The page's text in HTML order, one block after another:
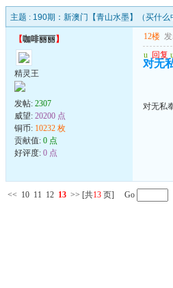
主题 : 190期：新澳门【青山水墨】（买什
【咖啡丽丽】
精灵王
发帖: 2307
威望: 20200 点
铜币: 10232 枚
贡献值: 0 点
好评度: 0 点
12楼
u 回复
对无
对无私
<< 10 11 12 13 >> [共13 页] Go